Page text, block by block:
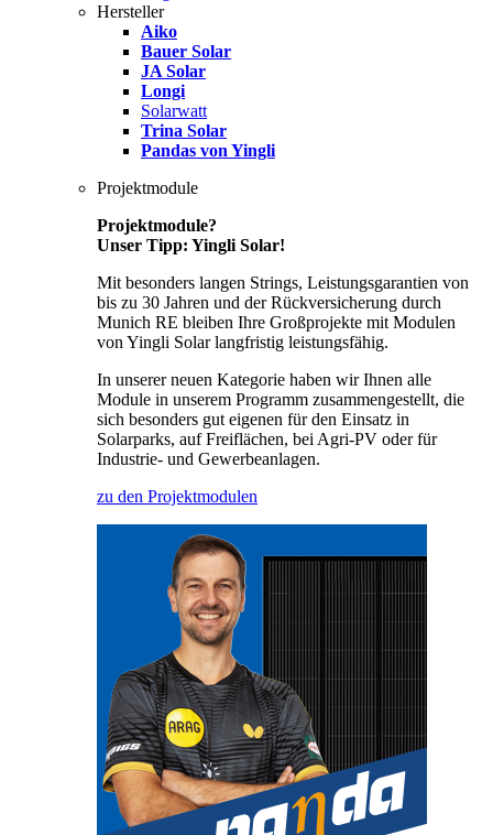
Hersteller
Aiko
Bauer Solar
JA Solar
Longi
Solarwatt
Trina Solar
Pandas von Yingli
Projektmodule
Projektmodule?
Unser Tipp: Yingli Solar!
Mit besonders langen Strings, Leistungsgarantien von
bis zu 30 Jahren und der Rückversicherung durch
Munich RE bleiben Ihre Großprojekte mit Modulen
von Yingli Solar langfristig leistungsfähig.
In unserer neuen Kategorie haben wir Ihnen alle
Module in unserem Programm zusammengestellt, die
sich besonders gut eigenen für den Einsatz in
Solarparks, auf Freiflächen, bei Agri-PV oder für
Industrie- und Gewerbeanlagen.
zu den Projektmodulen